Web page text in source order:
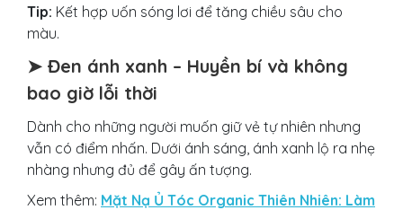
Tip: Kết hợp uốn sóng lơi để tăng chiều sâu cho
màu.
➤ Đen ánh xanh – Huyền bí và không
bao giờ lỗi thời
Dành cho những người muốn giữ vẻ tự nhiên nhưng
vẫn có điểm nhấn. Dưới ánh sáng, ánh xanh lộ ra nhẹ
nhàng nhưng đủ để gây ấn tượng.
Xem thêm: Mặt Nạ Ủ Tóc Organic Thiên Nhiên: Làm